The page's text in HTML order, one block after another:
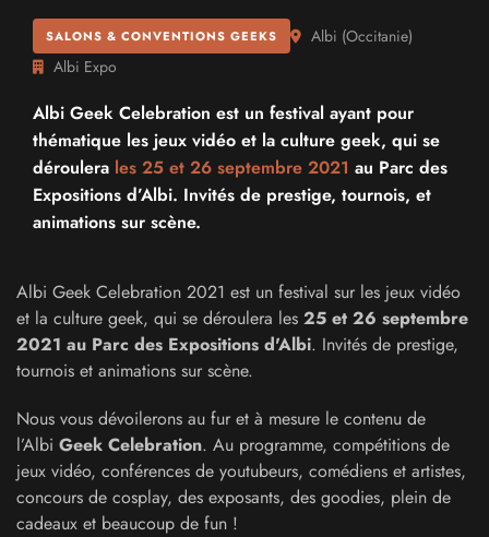
SALONS & CONVENTIONS GEEKS Albi (Occitanie)
Albi Expo
Albi Geek Celebration est un festival ayant pour
thématique les jeux vidéo et la culture geek, qui se
déroulera les 25 et 26 septembre 2021 au Parc des
Expositions d’Albi. Invités de prestige, tournois, et
animations sur scène.
Albi Geek Celebration 2021 est un festival sur les jeux vidéo
et la culture geek, qui se déroulera les 25 et 26 septembre
2021​ au Parc des Expositions d'Albi. Invités de prestige,
tournois et animations sur scène.
Nous vous dévoilerons au fur et à mesure le contenu de
l’Albi Geek Celebration. Au programme, compétitions de
jeux vidéo, conférences de youtubeurs, comédiens et artistes,
concours de cosplay, des exposants, des goodies, plein de
cadeaux et beaucoup de fun !